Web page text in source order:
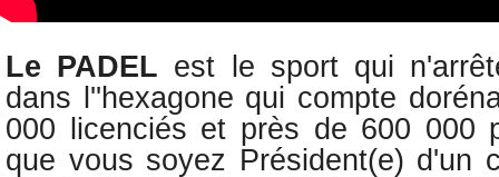
Le PADEL est le sport qui
dans l''hexagone qui compte
000 licenciés et près de 600 000
que vous soyez Président(e) d'un